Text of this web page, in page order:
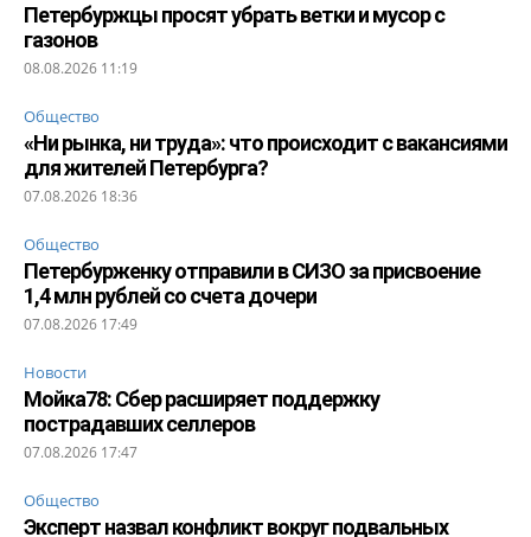
Петербуржцы просят убрать ветки и мусор с
газонов
08.08.2026 11:19
Общество
«Ни рынка, ни труда»: что происходит с вакансиями
для жителей Петербурга?
07.08.2026 18:36
Общество
Петербурженку отправили в СИЗО за присвоение
1,4 млн рублей со счета дочери
07.08.2026 17:49
Новости
Мойка78: Сбер расширяет поддержку
пострадавших селлеров
07.08.2026 17:47
Общество
Эксперт назвал конфликт вокруг подвальных